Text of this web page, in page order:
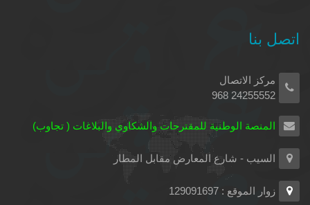
اتصل بنا
مركز الاتصال
24255552 968
المنصة الوطنية للمقترحات والشكاوي والبلاغات ( تجاوب)
السيب - شارع المعارض مقابل المطار
زوار الموقع : 129091697